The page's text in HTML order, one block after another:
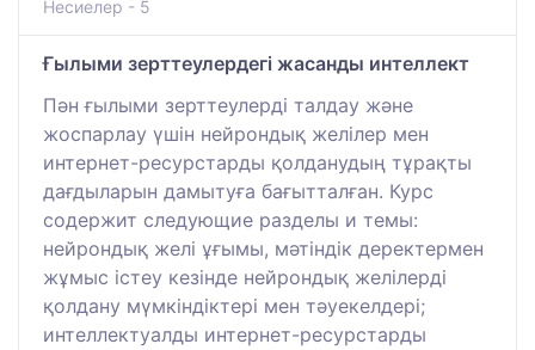
Несиелер - 5
Ғылыми зерттеулердегі жасанды интеллект
Пән ғылыми зерттеулерді талдау және
жоспарлау үшін нейрондық желілер мен
интернет-ресурстарды қолданудың тұрақты
дағдыларын дамытуға бағытталған. Курс
содержит следующие разделы и темы:
нейрондық желі ұғымы, мәтіндік деректермен
жұмыс істеу кезінде нейрондық желілерді
қолдану мүмкіндіктері мен тәуекелдері;
интеллектуалды интернет-ресурстарды